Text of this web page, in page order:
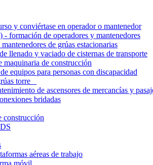
y conviértase en operador o mantenedor
- formación de operadores y mantenedores
de grúas estacionarias
llenado y vaciado de cisternas de transporte
maquinaria de construcción
equipos para personas con discapacidad
torre
de ascensores de mercancías y
bridadas
construcción
aéreas de trabajo
móvil